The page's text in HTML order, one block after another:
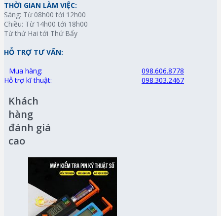
THỜI GIAN LÀM VIỆC:
Sáng: Từ 08h00 tới 12h00
Chiều: Từ 14h00 tới 18h00
Từ thứ Hai tới Thứ Bẩy
HỖ TRỢ TƯ VẤN:
Mua hàng:
098.606.8778
Hỗ trợ kĩ thuật:
098.303.2467
Khách
hàng
đánh giá
cao